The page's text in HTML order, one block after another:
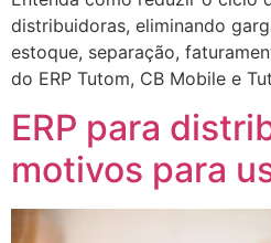
distribuidoras, eliminando
estoque, separação,
do ERP Tutom, CB Mobile e
ERP para
motivos para